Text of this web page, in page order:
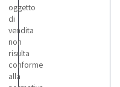
oggetto
di
vendita
non
risulta
conforme
alla